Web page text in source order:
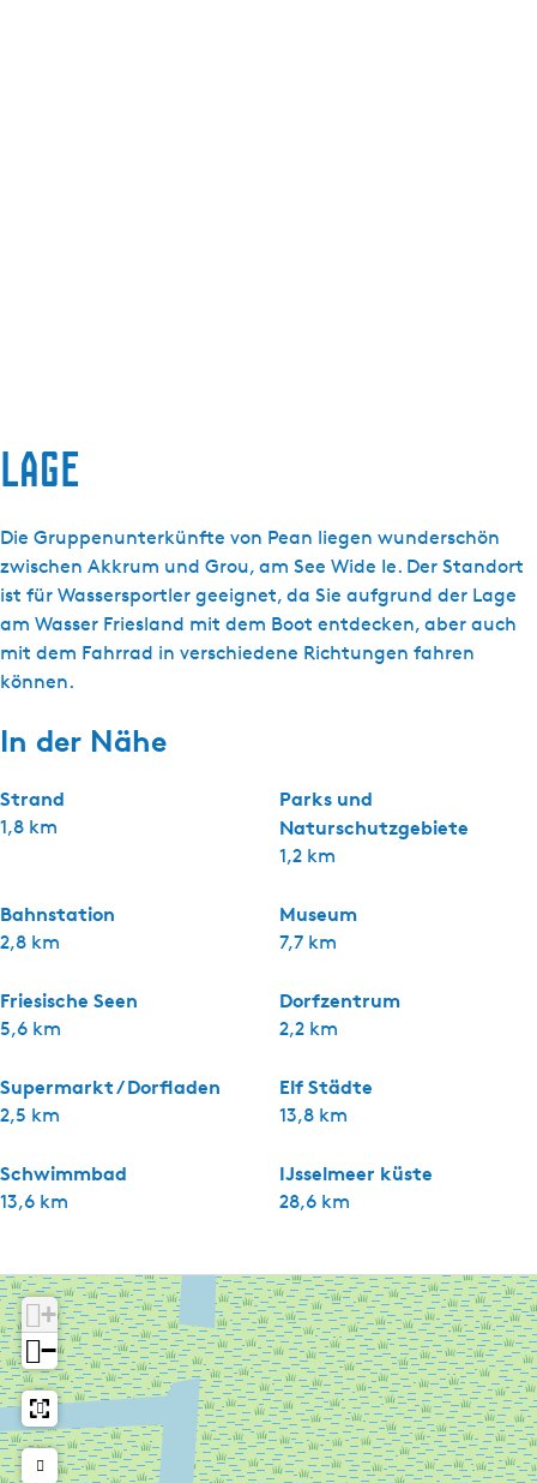
Lage
Die Gruppenunterkünfte von Pean liegen wunderschön
zwischen Akkrum und Grou, am See Wide Ie. Der Standort
ist für Wassersportler geeignet, da Sie aufgrund der Lage
am Wasser Friesland mit dem Boot entdecken, aber auch
mit dem Fahrrad in verschiedene Richtungen fahren
können.
In der Nähe
Strand
1,8 km
Parks und
Naturschutzgebiete
1,2 km
Bahnstation
2,8 km
Museum
7,7 km
Friesische Seen
5,6 km
Dorfzentrum
2,2 km
Supermarkt / Dorfladen
2,5 km
Elf Städte
13,8 km
Schwimmbad
13,6 km
IJsselmeer küste
28,6 km
+
−